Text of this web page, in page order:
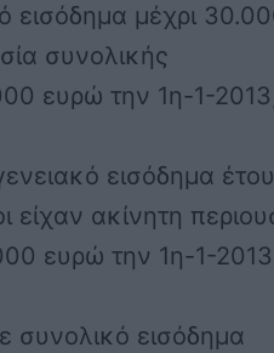
εισόδημα μέχρι
συνολικής
ευρώ την 1η-1-
εισόδημα
είχαν ακίνητη
ευρώ την 1η-1-2013
συνολικό εισόδημα